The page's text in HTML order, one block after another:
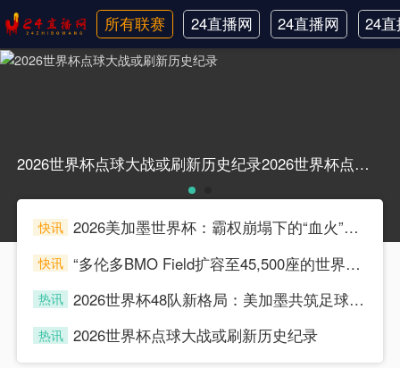
所有联赛
24直播网
日职联
24直播网
中甲
24
韩
2026世界杯点球大战或刷新历史纪录2026世界杯点球大战或刷新历史纪录
快讯
2026美加墨世界杯：霸权崩塌下的“血火”狂欢
快讯
“多伦多BMO Field扩容至45,500座的世界杯声场适配性仿真分析（2026）”
热讯
2026世界杯48队新格局：美加墨共筑足球盛宴，北美势力版图全面重构
热讯 2026世界杯点球大战或刷新历史纪录